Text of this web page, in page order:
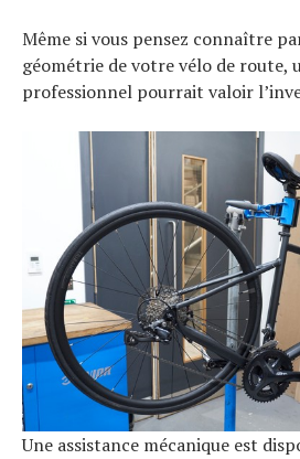
Même si vous pensez connaître
géométrie de votre vélo de route,
professionnel pourrait valoir
Une assistance mécanique est